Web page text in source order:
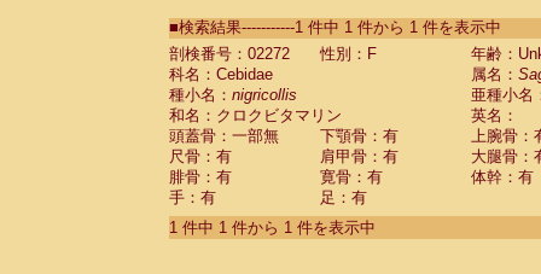
CebidaeSaguinus labiatus(0)
Cebidae Saguinus leucopus (0)
Cebidae
CebidaeSaguinus mystax
CebidaeSaguinus nigricollis (1)
Cebidae Saguinus oedipus
Cebidae Saguinus weddelli
Cebidae Saguinusspp.
Cebidae Aotus trivirgatus
Cebidae Cebus albifrons
■検索結果-----------1 件中 1 件から 1 件を表示中
剖検番号：02272
性別：F
年齢：
科名：Cebidae
属名：
種小名： nigricollis
亜種小名
和名：クロクビタマリン
英名：
頭蓋骨：一部無
下顎骨：有
上腕骨：
尺骨：有
肩甲骨：有
大腿骨：
腓骨：有
寛骨：有
体幹：有
手：有
足：有
1 件中 1 件から 1 件を表示中